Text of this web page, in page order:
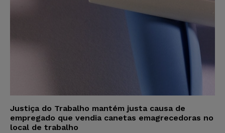
Justiça do Trabalho mantém justa causa de
empregado que vendia canetas emagrecedoras no
local de trabalho